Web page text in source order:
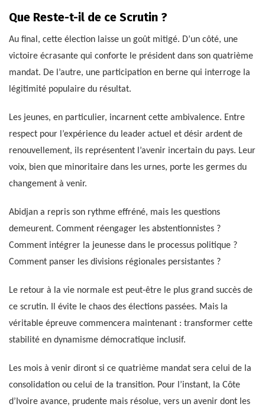
Que Reste-t-il de ce Scrutin ?
Au final, cette élection laisse un goût mitigé. D’un côté, une
victoire écrasante qui conforte le président dans son quatrième
mandat. De l’autre, une participation en berne qui interroge la
légitimité populaire du résultat.
Les jeunes, en particulier, incarnent cette ambivalence. Entre
respect pour l’expérience du leader actuel et désir ardent de
renouvellement, ils représentent l’avenir incertain du pays. Leur
voix, bien que minoritaire dans les urnes, porte les germes du
changement à venir.
Abidjan a repris son rythme effréné, mais les questions
demeurent. Comment réengager les abstentionnistes ?
Comment intégrer la jeunesse dans le processus politique ?
Comment panser les divisions régionales persistantes ?
Le retour à la vie normale est peut-être le plus grand succès de
ce scrutin. Il évite le chaos des élections passées. Mais la
véritable épreuve commencera maintenant : transformer cette
stabilité en dynamisme démocratique inclusif.
Les mois à venir diront si ce quatrième mandat sera celui de la
consolidation ou celui de la transition. Pour l’instant, la Côte
d’Ivoire avance, prudente mais résolue, vers un avenir dont les